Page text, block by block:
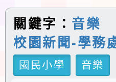
關鍵字： 音樂
校園新聞-學務
國民小學
音樂